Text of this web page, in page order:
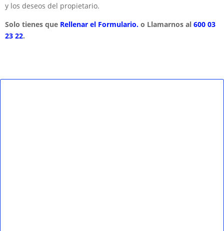
y los deseos del propietario.
Solo tienes que Rellenar el Formulario. o Llamarnos al 600 03
23 22.